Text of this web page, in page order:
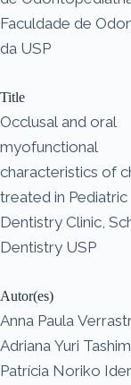
Faculdade de
da USP
Title
Occlusal and oral
myofunctional
characteristics of
treated in Pediatric
Dentistry Clinic,
Dentistry USP
Autor(es)
Anna Paula
Adriana Yuri
Patrícia Noriko